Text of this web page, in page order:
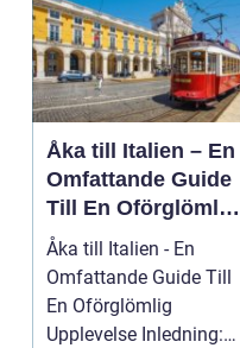
Åka till Italien – En
Omfattande Guide
Till En Oförglömlig
Upplevelse
Åka till Italien - En
Omfattande Guide Till
En Oförglömlig
Upplevelse Inledning: